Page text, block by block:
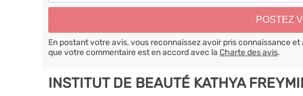
En postant votre avis, vous reconnaissez avoir pris connaissance
que votre commentaire est en accord avec la Charte des avis.
INSTITUT DE BEAUTÉ KATHYA